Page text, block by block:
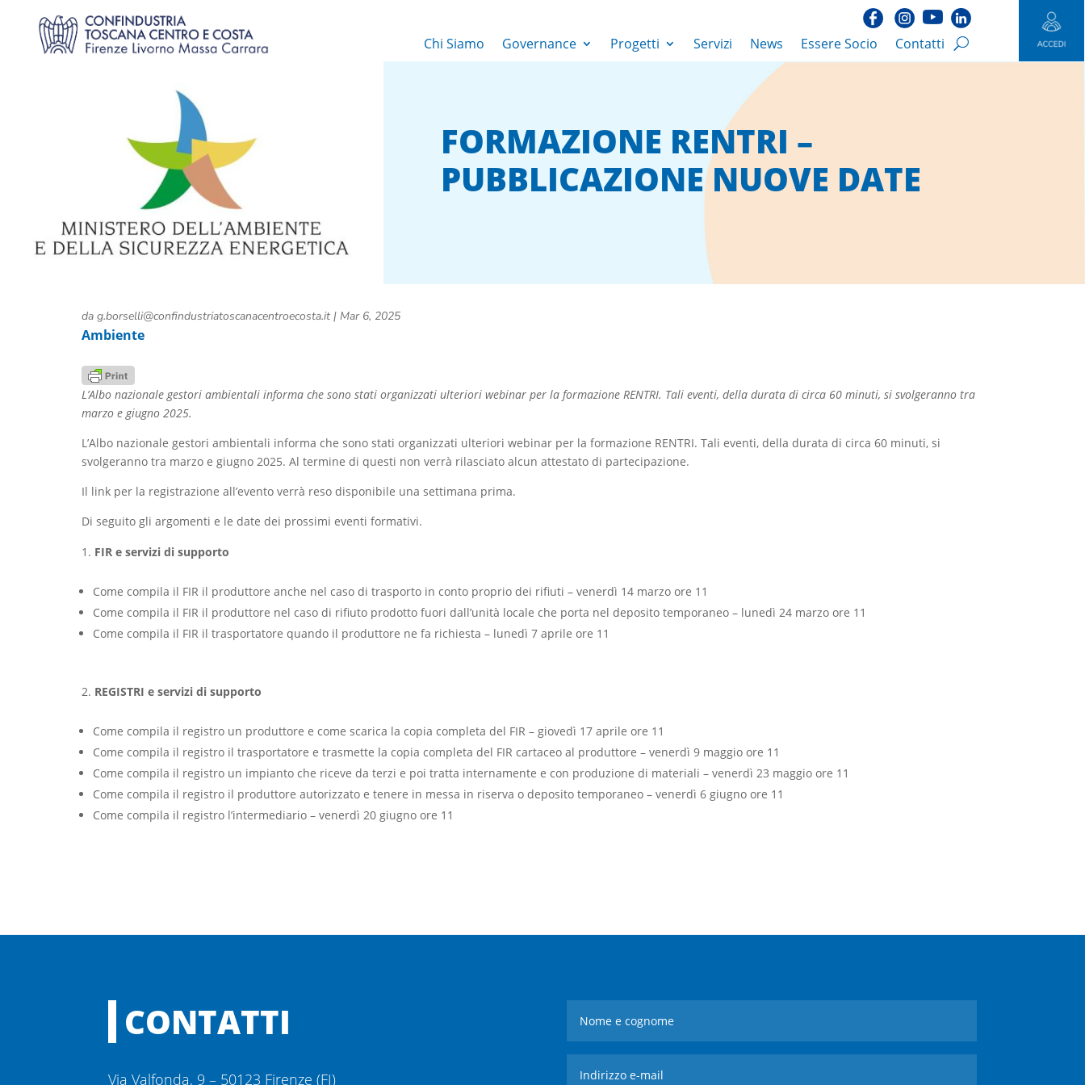
Chi Siamo Governance Progetti Servizi News Essere Socio Contatti
FORMAZIONE RENTRI –
PUBBLICAZIONE NUOVE DATE
da g.borselli@confindustriatoscanacentroecosta.it| Mar 6, 2025
Ambiente
L’Albo nazionale gestori ambientali informa che sono stati organizzati ulteriori webinar per la formazione RENTRI. Tali eventi, della durata di circa 60 minuti, si svolgeranno tra
marzo e giugno 2025.
L’Albo nazionale gestori ambientali informa che sono stati organizzati ulteriori webinar per la formazione RENTRI. Tali eventi, della durata di circa 60 minuti, si
svolgeranno tra marzo e giugno 2025. Al termine di questi non verrà rilasciato alcun attestato di partecipazione.
Il link per la registrazione all’evento verrà reso disponibile una settimana prima.
Di seguito gli argomenti e le date dei prossimi eventi formativi.
FIR e servizi di supporto
Come compila il FIR il produttore anche nel caso di trasporto in conto proprio dei rifiuti – venerdì 14 marzo ore 11
Come compila il FIR il produttore nel caso di rifiuto prodotto fuori dall’unità locale che porta nel deposito temporaneo – lunedì 24 marzo ore 11
Come compila il FIR il trasportatore quando il produttore ne fa richiesta – lunedì 7 aprile ore 11
REGISTRI e servizi di supporto
Come compila il registro un produttore e come scarica la copia completa del FIR – giovedì 17 aprile ore 11
Come compila il registro il trasportatore e trasmette la copia completa del FIR cartaceo al produttore – venerdì 9 maggio ore 11
Come compila il registro un impianto che riceve da terzi e poi tratta internamente e con produzione di materiali – venerdì 23 maggio ore 11
Come compila il registro il produttore autorizzato e tenere in messa in riserva o deposito temporaneo – venerdì 6 giugno ore 11
Come compila il registro l’intermediario – venerdì 20 giugno ore 11
CONTATTI
Via Valfonda, 9 – 50123 Firenze (FI)